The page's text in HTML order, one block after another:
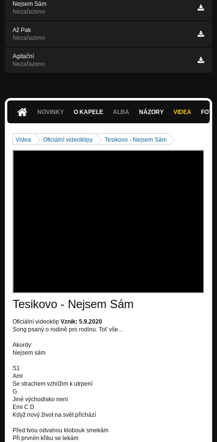
Nejsem Sám
Nezařazeno
Až Pak
Nezařazeno
Agitační
Nezařazeno
NOVINKY O KAPELE ALBA NÁZORY VIDEA
Videa Oficiální videoklipy Tesikovo - Nejsem Sám
Tesikovo - Nejsem Sám
Oficiální videoklip Vznik: 5.9.2020
Song psaný o rodině pro rodinu. Toť vše...
Akordy:
Nejsem sám
S1
Ami
Se strachem vzhlížim k utrpení
G
Jiné východisko není
Emi C D
Když nový život na svět přichází
Před tvou odvahou klobouk smekám
Při prvním křiku se lekám